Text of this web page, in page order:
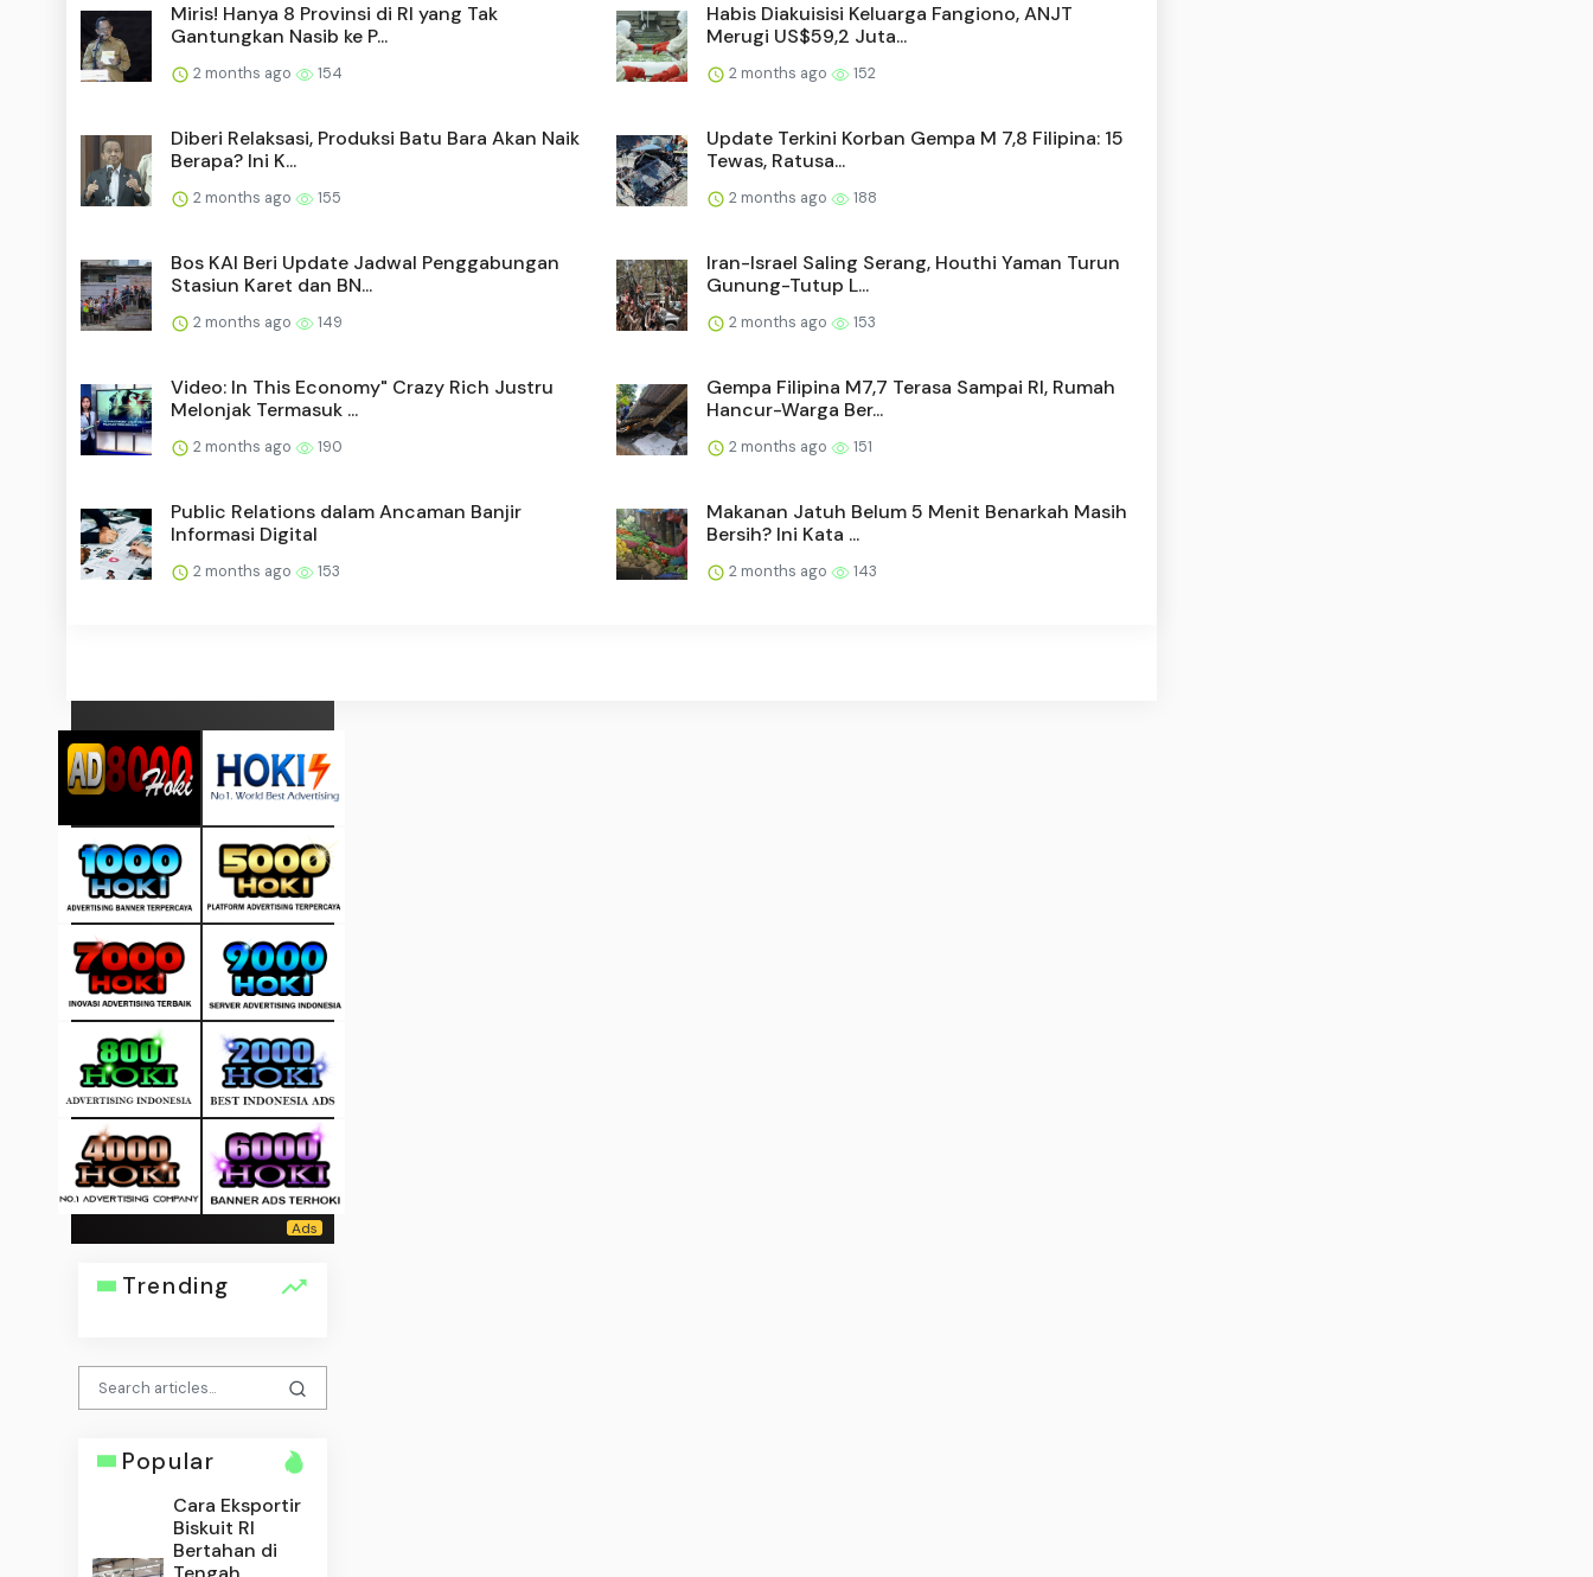
Miris! Hanya 8 Provinsi di RI yang Tak
Gantungkan Nasib ke P...
2 months ago 154
Habis Diakuisisi Keluarga Fangiono, ANJT
Merugi US$59,2 Juta...
2 months ago 152
Diberi Relaksasi, Produksi Batu Bara Akan Naik
Berapa? Ini K...
2 months ago 155
Update Terkini Korban Gempa M 7,8 Filipina: 15
Tewas, Ratusa...
2 months ago 188
Bos KAI Beri Update Jadwal Penggabungan
Stasiun Karet dan BN...
2 months ago 149
Iran-Israel Saling Serang, Houthi Yaman Turun
Gunung-Tutup L...
2 months ago 153
Video: In This Economy" Crazy Rich Justru
Melonjak Termasuk ...
2 months ago 190
Gempa Filipina M7,7 Terasa Sampai RI, Rumah
Hancur-Warga Ber...
2 months ago 151
Public Relations dalam Ancaman Banjir
Informasi Digital
2 months ago 153
Makanan Jatuh Belum 5 Menit Benarkah Masih
Bersih? Ini Kata ...
2 months ago 143
Trending
Popular
Cara Eksportir
Biskuit RI
Bertahan di